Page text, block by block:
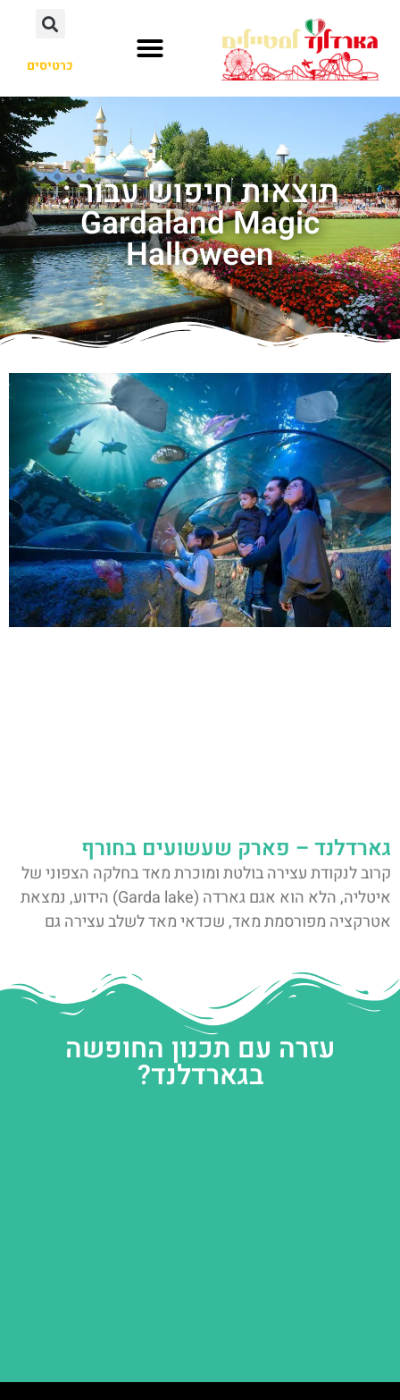
כרטיסים
תוצאות חיפוש עבור :
Gardaland Magic
Halloween
גארדלנד – פארק שעשועים בחורף
קרוב לנקודת עצירה בולטת ומוכרת מאד בחלקה הצפוני של
איטליה, הלא הוא אגם גארדה (Garda lake) הידוע, נמצאת
אטרקציה מפורסמת מאד, שכדאי מאד לשלב עצירה גם
עזרה עם תכנון החופשה
בגארדלנד?